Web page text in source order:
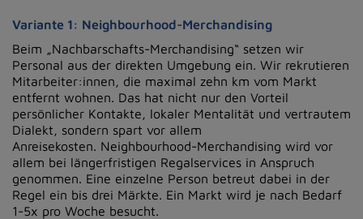
Variante 1: Neighbourhood-Merchandising
Beim „Nachbarschafts-Merchandising“ setzen wir
Personal aus der direkten Umgebung ein. Wir rekrutieren
Mitarbeiter:innen, die maximal zehn km vom Markt
entfernt wohnen. Das hat nicht nur den Vorteil
persönlicher Kontakte, lokaler Mentalität und vertrautem
Dialekt, sondern spart vor allem
Anreisekosten. Neighbourhood-Merchandising wird vor
allem bei längerfristigen Regalservices in Anspruch
genommen. Eine einzelne Person betreut dabei in der
Regel ein bis drei Märkte. Ein Markt wird je nach Bedarf
1-5x pro Woche besucht.